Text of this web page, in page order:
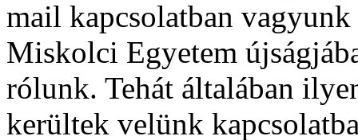
mail kapcsolatban
Miskolci Egyetem
rólunk. Tehát általában
kerültek velünk